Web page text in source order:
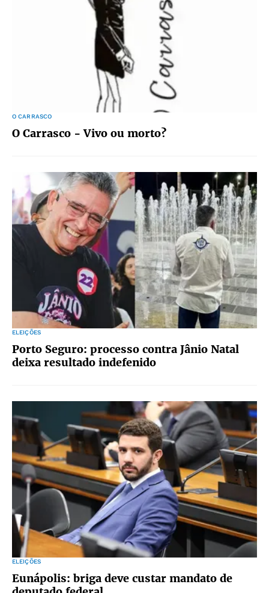
O CARRASCO
O Carrasco - Vivo ou morto?
ELEIÇÕES
Porto Seguro: processo contra Jânio Natal
deixa resultado indefenido
ELEIÇÕES
Eunápolis: briga deve custar mandato de